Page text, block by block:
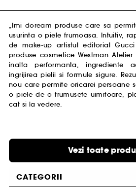
„Imi doream produse care sa
usurinta o piele frumoasa. Intuitiv,
de make-up artistul editorial
produse cosmetice Westman
inalta performanta, ingrediente
ingrijirea pielii si formule sigure.
nou care permite oricarei persoane
o piele de o frumusete uimitoare,
cat si la vedere.
Vezi toate
CATEGORII